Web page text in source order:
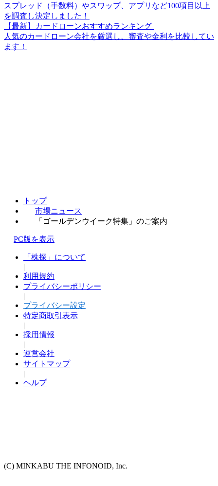
スプレッド（手数料）やスワップ、アプリなど100項目以上
を調査し決定しました！
【最新】カードローンおすすめランキング
人気のカードローン会社を厳選し、審査や金利を比較してい
ます！
トップ
市場ニュース
「ゴールデンウイーク特集」のご案内
PC版を表示
「株探」について
|
利用規約
プライバシーポリシー
|
プライバシー設定
特定商取引表示
|
採用情報
|
運営会社
サイトマップ
|
ヘルプ
(C) MINKABU THE INFONOID, Inc.